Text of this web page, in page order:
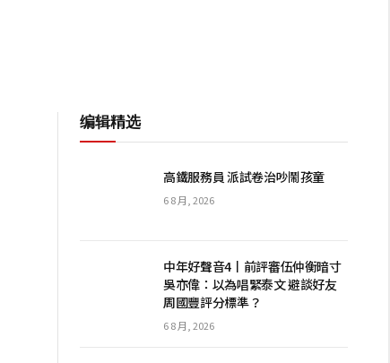
编辑精选
高鐵服務員 派試卷治吵鬧孩童
6 8 月, 2026
中年好聲音4丨前評審伍仲衡暗寸
吳亦偉：以為唱緊泰文 避談好友
周國豐評分標準？
6 8 月, 2026